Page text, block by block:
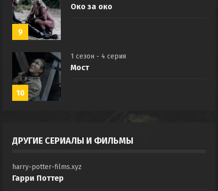
9
Око за око
10
1 сезон - 4 серия
Мост
ДРУГИЕ СЕРИАЛЫ И ФИЛЬМЫ
harry-potter-films.xyz
Гарри Поттер